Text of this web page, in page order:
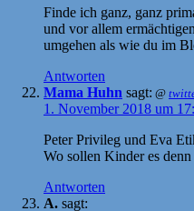
Finde ich ganz, ganz
und vor allem
umgehen als wie du im
Antworten
Mama Huhn sagt: @
1. November 2018 um
Peter Privileg und Eva
Wo sollen Kinder es
Antworten
A. sagt: